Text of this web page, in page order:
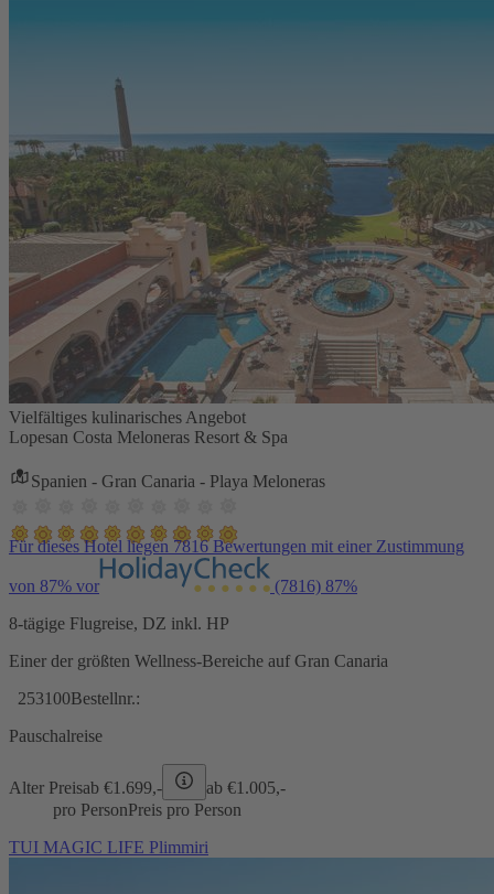
Vielfältiges kulinarisches Angebot
Lopesan Costa Meloneras Resort & Spa
Spanien - Gran Canaria - Playa Meloneras
Für dieses Hotel liegen 7816 Bewertungen mit einer Zustimmung
von 87% vor (7816) 87%
8-tägige Flugreise, DZ inkl. HP
Einer der größten Wellness-Bereiche auf Gran Canaria
253100Bestellnr.:
Pauschalreise
Alter Preisab €1.699,- ab €1.005,-
pro PersonPreis pro Person
TUI MAGIC LIFE Plimmiri